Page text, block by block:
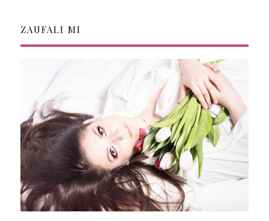
ZAUFALI MI